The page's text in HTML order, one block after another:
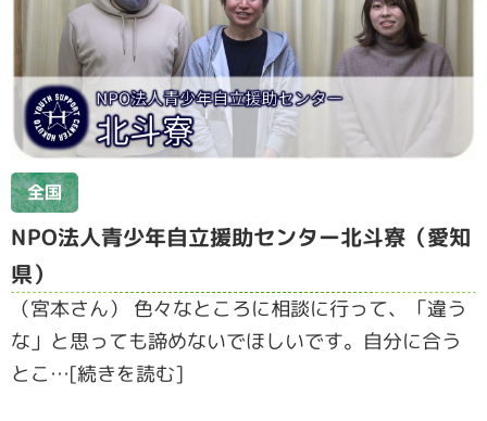
全国
NPO法人青少年自立援助センター北斗寮（愛知
県）
（宮本さん） 色々なところに相談に行って、「違う
な」と思っても諦めないでほしいです。自分に合う
とこ…[続きを読む]